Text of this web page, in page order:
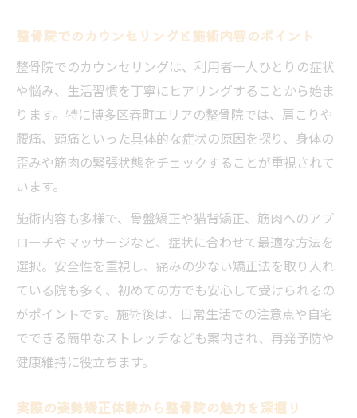
整骨院でのカウンセリングと施術内容のポイント
整骨院でのカウンセリングは、利用者一人ひとりの症状
や悩み、生活習慣を丁寧にヒアリングすることから始ま
ります。特に博多区春町エリアの整骨院では、肩こりや
腰痛、頭痛といった具体的な症状の原因を探り、身体の
歪みや筋肉の緊張状態をチェックすることが重視されて
います。
施術内容も多様で、骨盤矯正や猫背矯正、筋肉へのアプ
ローチやマッサージなど、症状に合わせて最適な方法を
選択。安全性を重視し、痛みの少ない矯正法を取り入れ
ている院も多く、初めての方でも安心して受けられるの
がポイントです。施術後は、日常生活での注意点や自宅
でできる簡単なストレッチなども案内され、再発予防や
健康維持に役立ちます。
実際の姿勢矯正体験から整骨院の魅力を深掘り